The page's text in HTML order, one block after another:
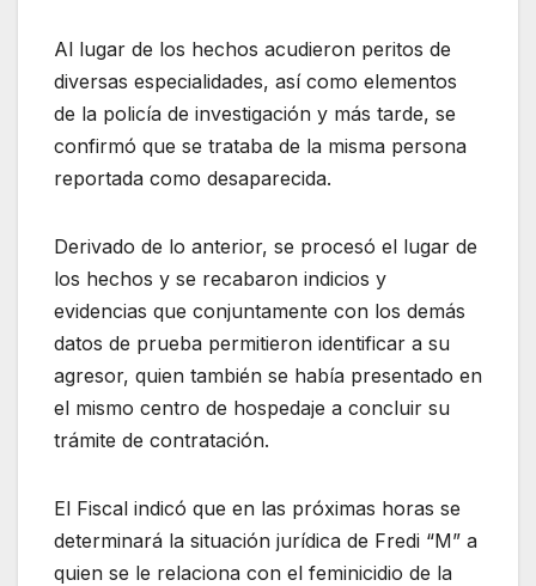
Al lugar de los hechos acudieron peritos de
diversas especialidades, así como elementos
de la policía de investigación y más tarde, se
confirmó que se trataba de la misma persona
reportada como desaparecida.
Derivado de lo anterior, se procesó el lugar de
los hechos y se recabaron indicios y
evidencias que conjuntamente con los demás
datos de prueba permitieron identificar a su
agresor, quien también se había presentado en
el mismo centro de hospedaje a concluir su
trámite de contratación.
El Fiscal indicó que en las próximas horas se
determinará la situación jurídica de Fredi “M” a
quien se le relaciona con el feminicidio de la